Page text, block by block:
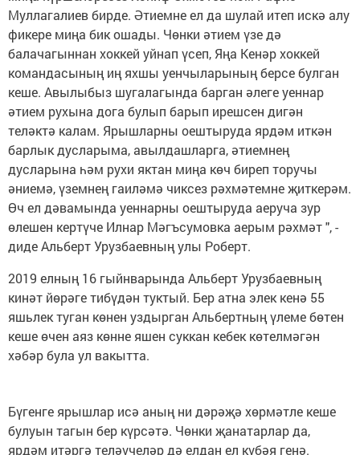
Муллагалиев бирде. Әтиемне ел да шулай итеп искә алу
фикере миңа бик ошады. Чөнки әтием үзе дә
балачагыннан хоккей уйнап үсеп, Яңа Кенәр хоккей
командасының иң яхшы уенчыларының берсе булган
кеше. Авылыбыз шугалагында барган әлеге уеннар
әтием рухына дога булып барып ирешсен дигән
теләктә калам. Ярышларны оештыруда ярдәм иткән
барлык дусларыма, авылдашларга, әтиемнең
дусларына һәм рухи яктан миңа көч биреп торучы
әниемә, үземнең гаиләмә чиксез рәхмәтемне җиткерәм.
Өч ел дәвамында уеннарны оештыруда аеруча зур
өлешен кертүче Илнар Мәгъсумовка аерым рәхмәт ", -
диде Альберт Урузбаевның улы Роберт.
2019 елның 16 гыйнварында Альберт Урузбаевның
кинәт йөрәге тибүдән туктый. Бер атна элек кенә 55
яшьлек туган көнен уздырган Альбертның үлеме бөтен
кеше өчен аяз көнне яшен суккан кебек көтелмәгән
хәбәр була ул вакытта.
Бүгенге ярышлар исә аның ни дәрәҗә хөрмәтле кеше
булуын тагын бер күрсәтә. Чөнки җанатарлар да,
ярдәм итәргә теләүчеләр дә елдан ел күбәя генә.